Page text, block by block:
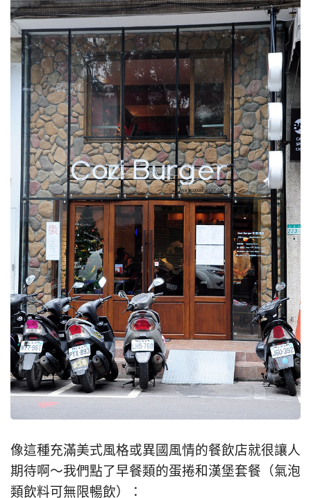
像這種充滿美式風格或異國風情的餐飲店就很讓人
期待啊～我們點了早餐類的蛋捲和漢堡套餐（氣泡
類飲料可無限暢飲）：